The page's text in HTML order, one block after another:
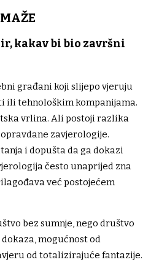
kakav bi bio završni
građani koji slijepo vjeruju
ili tehnološkim kompanijama.
vrlina. Ali postoji razlika
zavjerologije.
i dopušta da ga dokazi
često unaprijed zna
već postojećem
bez sumnje, nego društvo
mogućnost od
od totalizirajuće fantazije.